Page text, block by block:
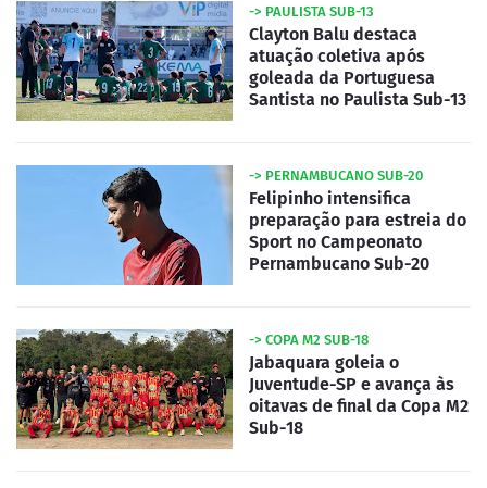
-> PAULISTA SUB-13
Clayton Balu destaca
atuação coletiva após
goleada da Portuguesa
Santista no Paulista Sub-13
-> PERNAMBUCANO SUB-20
Felipinho intensifica
preparação para estreia do
Sport no Campeonato
Pernambucano Sub-20
-> COPA M2 SUB-18
Jabaquara goleia o
Juventude-SP e avança às
oitavas de final da Copa M2
Sub-18